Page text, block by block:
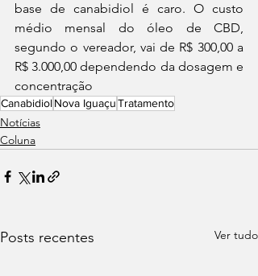
base de canabidiol é caro. O custo
médio mensal do óleo de CBD,
segundo o vereador, vai de R$ 300,00 a
R$ 3.000,00 dependendo da dosagem e
concentração
CanabidiolNova IguaçuTratamento
Notícias
Coluna
Posts recentes Ver tudo